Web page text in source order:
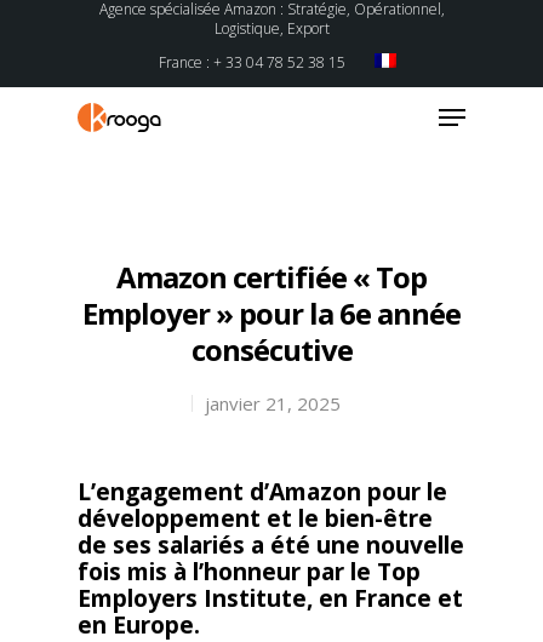
Agence spécialisée Amazon : Stratégie, Opérationnel,
Logistique, Export
France : + 33 04 78 52 38 15
Amazon certifiée « Top
Employer » pour la 6e année
consécutive
janvier 21, 2025
L’engagement d’Amazon pour le
développement et le bien-être
de ses salariés a été une nouvelle
fois mis à l’honneur par le Top
Employers Institute, en France et
en Europe.